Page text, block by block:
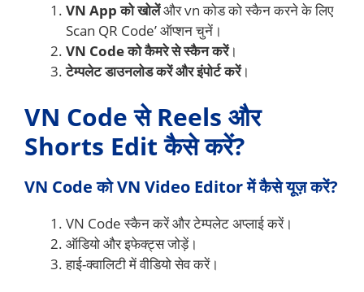
VN App को खोलेंऔर vn कोड को स्कैन करने के लिए
Scan QR Code’ ऑप्शन चुनें।
VN Code को कैमरे से स्कैन करें।
टेम्पलेट डाउनलोड करें और इंपोर्ट करें।
VN Code से Reels और
Shorts Edit कैसे करें?
VN Code को VN Video Editor में कैसे यूज़ करें?
VN Code स्कैन करें और टेम्पलेट अप्लाई करें।
ऑडियो और इफेक्ट्स जोड़ें।
हाई-क्वालिटी में वीडियो सेव करें।